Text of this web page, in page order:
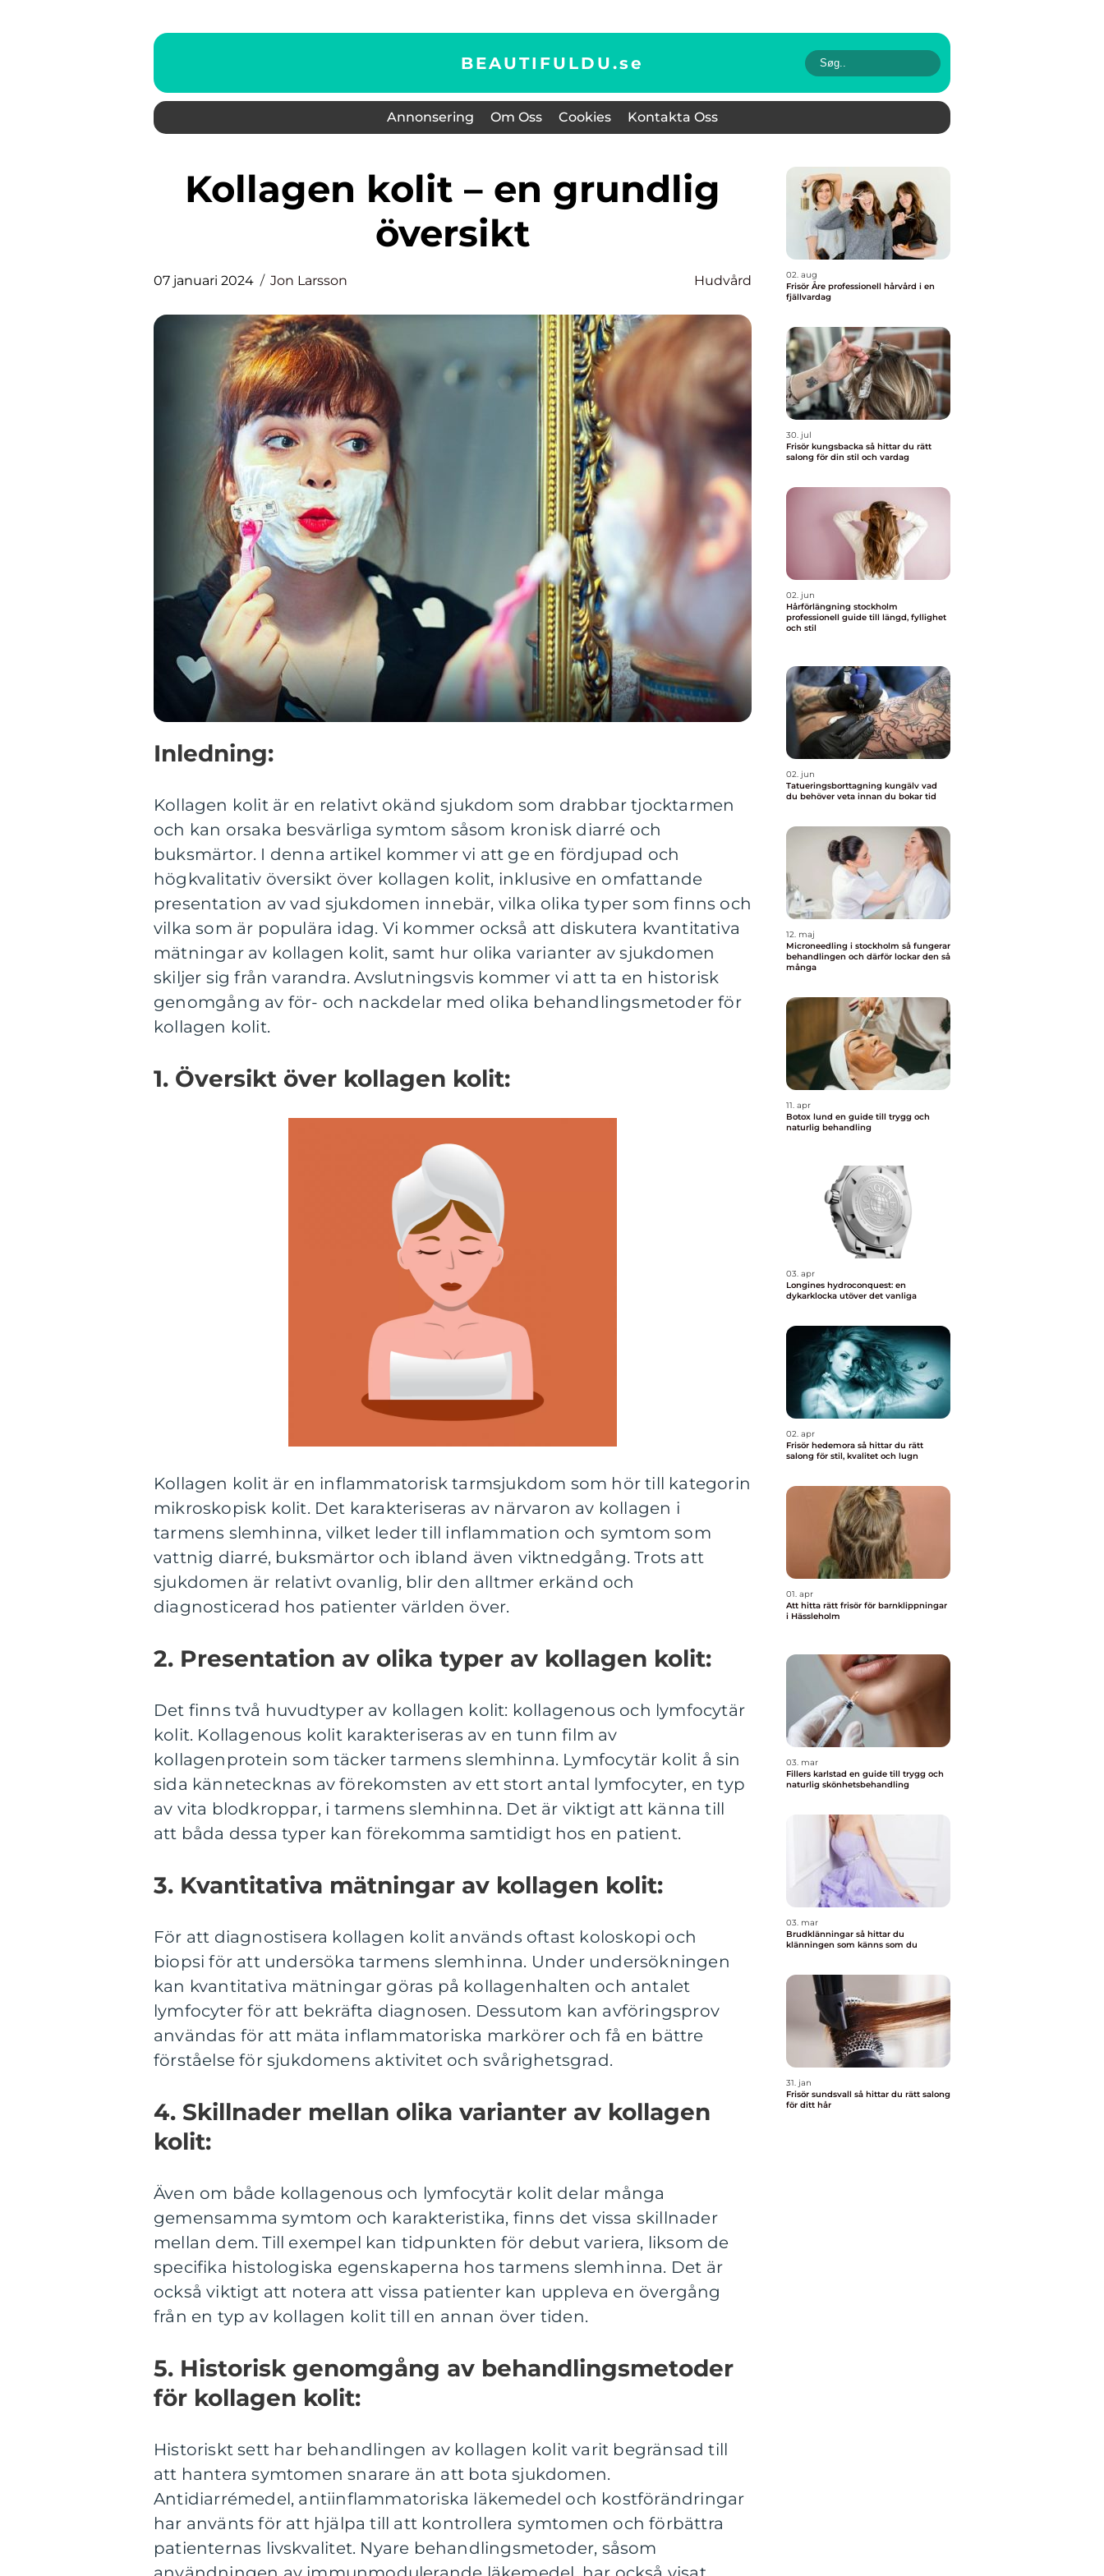
BEAUTIFULDU.se
Annonsering Om Oss Cookies Kontakta Oss
Kollagen kolit – en grundlig
översikt
07 januari 2024 Jon Larsson Hudvård
Inledning:
Kollagen kolit är en relativt okänd sjukdom som drabbar tjocktarmen
och kan orsaka besvärliga symtom såsom kronisk diarré och
buksmärtor. I denna artikel kommer vi att ge en fördjupad och
högkvalitativ översikt över kollagen kolit, inklusive en omfattande
presentation av vad sjukdomen innebär, vilka olika typer som finns och
vilka som är populära idag. Vi kommer också att diskutera kvantitativa
mätningar av kollagen kolit, samt hur olika varianter av sjukdomen
skiljer sig från varandra. Avslutningsvis kommer vi att ta en historisk
genomgång av för- och nackdelar med olika behandlingsmetoder för
kollagen kolit.
1. Översikt över kollagen kolit:
Kollagen kolit är en inflammatorisk tarmsjukdom som hör till kategorin
mikroskopisk kolit. Det karakteriseras av närvaron av kollagen i
tarmens slemhinna, vilket leder till inflammation och symtom som
vattnig diarré, buksmärtor och ibland även viktnedgång. Trots att
sjukdomen är relativt ovanlig, blir den alltmer erkänd och
diagnosticerad hos patienter världen över.
2. Presentation av olika typer av kollagen kolit:
Det finns två huvudtyper av kollagen kolit: kollagenous och lymfocytär
kolit. Kollagenous kolit karakteriseras av en tunn film av
kollagenprotein som täcker tarmens slemhinna. Lymfocytär kolit å sin
sida kännetecknas av förekomsten av ett stort antal lymfocyter, en typ
av vita blodkroppar, i tarmens slemhinna. Det är viktigt att känna till
att båda dessa typer kan förekomma samtidigt hos en patient.
3. Kvantitativa mätningar av kollagen kolit:
För att diagnostisera kollagen kolit används oftast koloskopi och
biopsi för att undersöka tarmens slemhinna. Under undersökningen
kan kvantitativa mätningar göras på kollagenhalten och antalet
lymfocyter för att bekräfta diagnosen. Dessutom kan avföringsprov
användas för att mäta inflammatoriska markörer och få en bättre
förståelse för sjukdomens aktivitet och svårighetsgrad.
4. Skillnader mellan olika varianter av kollagen
kolit:
Även om både kollagenous och lymfocytär kolit delar många
gemensamma symtom och karakteristika, finns det vissa skillnader
mellan dem. Till exempel kan tidpunkten för debut variera, liksom de
specifika histologiska egenskaperna hos tarmens slemhinna. Det är
också viktigt att notera att vissa patienter kan uppleva en övergång
från en typ av kollagen kolit till en annan över tiden.
5. Historisk genomgång av behandlingsmetoder
för kollagen kolit:
Historiskt sett har behandlingen av kollagen kolit varit begränsad till
att hantera symtomen snarare än att bota sjukdomen.
Antidiarrémedel, antiinflammatoriska läkemedel och kostförändringar
har använts för att hjälpa till att kontrollera symtomen och förbättra
patienternas livskvalitet. Nyare behandlingsmetoder, såsom
02. aug
Frisör Åre professionell hårvård i en
fjällvardag
30. jul
Frisör kungsbacka så hittar du rätt
salong för din stil och vardag
02. jun
Hårförlängning stockholm
professionell guide till längd, fyllighet
och stil
02. jun
Tatueringsborttagning kungälv vad
du behöver veta innan du bokar tid
12. maj
Microneedling i stockholm så fungerar
behandlingen och därför lockar den så
många
11. apr
Botox lund en guide till trygg och
naturlig behandling
03. apr
Longines hydroconquest: en
dykarklocka utöver det vanliga
02. apr
Frisör hedemora så hittar du rätt
salong för stil, kvalitet och lugn
01. apr
Att hitta rätt frisör för barnklippningar
i Hässleholm
03. mar
Fillers karlstad en guide till trygg och
naturlig skönhetsbehandling
03. mar
Brudklänningar så hittar du
klänningen som känns som du
31. jan
Frisör sundsvall så hittar du rätt salong
för ditt hår